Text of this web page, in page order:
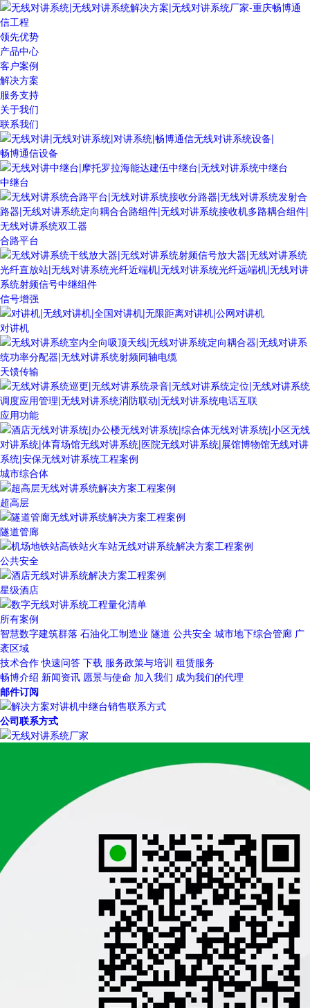
领先优势
产品中心
客户案例
解决方案
服务支持
关于我们
联系我们
畅博通信设备
中继台
合路平台
信号增强
对讲机
天馈传输
应用功能
城市综合体
超高层
隧道管廊
公共安全
星级酒店
所有案例
智慧数字建筑群落 石油化工制造业 隧道 公共安全 城市地下综合管廊 广
袤区域
技术合作 快速问答 下载 服务政策与培训 租赁服务
畅博介绍 新闻资讯 愿景与使命 加入我们 成为我们的代理
邮件订阅
公司联系方式